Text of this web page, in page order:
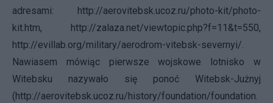
adresami: http://aerovitebsk.ucoz.ru/photo-kit/photo-
kit.htm, http://zalaza.net/viewtopic.php?f=11&t=550,
http://evillab.org/military/aerodrom-vitebsk-severnyi/
Nawiasem mówiąc pierwsze wojskowe lotnisko w
Witebsku nazywało się ponoć Witebsk-Jużnyj
(http://aerovitebsk.ucoz.ru/history/foundation/foundation.